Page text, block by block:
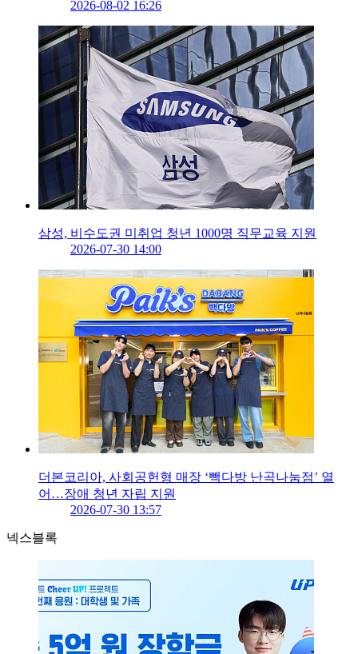
2026-08-02 16:26
삼성, 비수도권 미취업 청년 1000명 직무교육 지원
2026-07-30 14:00
더본코리아, 사회공헌형 매장 ‘빽다방 난곡나눔점’ 열
어…장애 청년 자립 지원
2026-07-30 13:57
넥스블록